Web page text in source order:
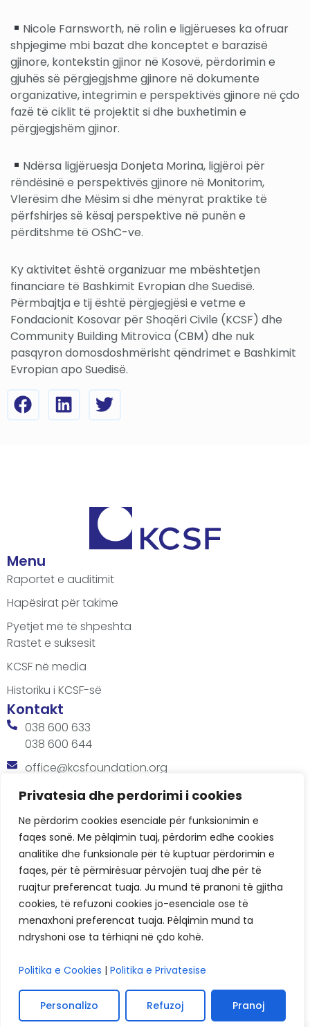
Privatesia dhe perdorimi i cookies
Ne përdorim cookies esenciale për funksionimin e
faqes sonë. Me pëlqimin tuaj, përdorim edhe cookies
analitike dhe funksionale për të kuptuar përdorimin e
faqes, për të përmirësuar përvojën tuaj dhe për të
ruajtur preferencat tuaja. Ju mund të pranoni të gjitha
cookies, të refuzoni cookies jo-esenciale ose të
menaxhoni preferencat tuaja. Pëlqimin mund ta
ndryshoni ose ta tërhiqni në çdo kohë.
Politika e Cookies | Politika e Privatesise
Personalizo Refuzoj Pranoj
Nicole Farnsworth, në rolin e ligjërueses ka ofruar
shpjegime mbi bazat dhe konceptet e barazisë
gjinore, kontekstin gjinor në Kosovë, përdorimin e
gjuhës së përgjegjshme gjinore në dokumente
organizative, integrimin e perspektivës gjinore në çdo
fazë të ciklit të projektit si dhe buxhetimin e
përgjegjshëm gjinor.
Ndërsa ligjëruesja Donjeta Morina, ligjëroi për
rëndësinë e perspektivës gjinore në Monitorim,
Vlerësim dhe Mësim si dhe mënyrat praktike të
përfshirjes së kësaj perspektive në punën e
përditshme të OShC-ve.
Ky aktivitet është organizuar me mbështetjen
financiare të Bashkimit Evropian dhe Suedisë.
Përmbajtja e tij është përgjegjësi e vetme e
Fondacionit Kosovar për Shoqëri Civile (KCSF) dhe
Community Building Mitrovica (CBM) dhe nuk
pasqyron domosdoshmërisht qëndrimet e Bashkimit
Evropian apo Suedisë.
Menu
Raportet e auditimit
Hapësirat për takime
Pyetjet më të shpeshta
Rastet e suksesit
KCSF në media
Historiku i KCSF-së
Kontakt
038 600 633
038 600 644
office@kcsfoundation.org
Besa Imami, Lam A, H1, Kat.12, nr. 65-1, Lakrishtë,
Orari
8:00 AM - 4:00 PM
KCSF © 2026
Politikat e Privatësisë
Cookies